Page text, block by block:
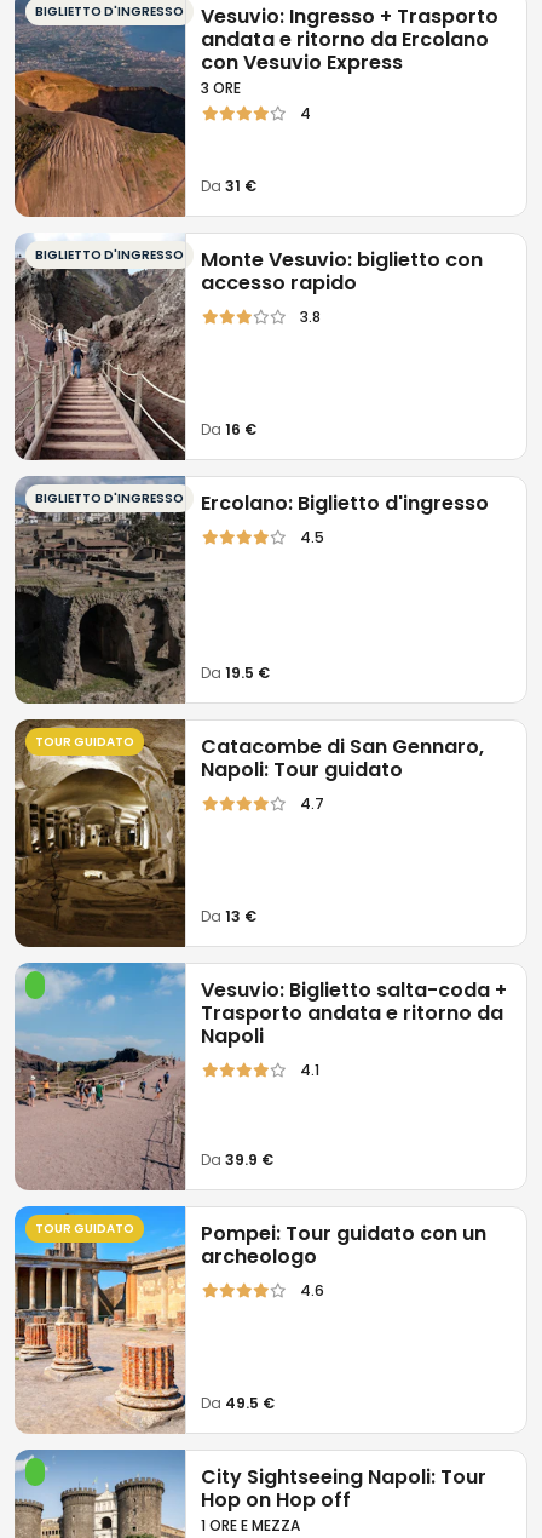
BIGLIETTO D'INGRESSO
Vesuvio: Ingresso + Trasporto
andata e ritorno da Ercolano
con Vesuvio Express
3 ORE
4
Da31 €
BIGLIETTO D'INGRESSO
Monte Vesuvio: biglietto con
accesso rapido
3.8
Da16 €
BIGLIETTO D'INGRESSO Ercolano: Biglietto d'ingresso
4.5
Da19.5 €
TOUR GUIDATO
Catacombe di San Gennaro,
Napoli: Tour guidato
4.7
Da13 €
Vesuvio: Biglietto salta-coda +
Trasporto andata e ritorno da
Napoli
4.1
Da39.9 €
TOUR GUIDATO
Pompei: Tour guidato con un
archeologo
4.6
Da 49.5 €
City Sightseeing Napoli: Tour
Hop on Hop off
1 ORE E MEZZA